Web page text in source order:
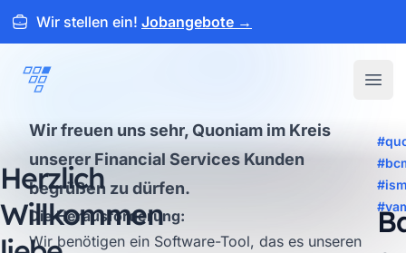
Wir stellen ein! Jobangebote →
ARTEMEON
Herzlich
Willkommen
Wir freuen uns sehr, Quoniam im Kreis
unserer Financial Services Kunden
begrüßen zu dürfen.
Die Herausforderung:
Wir benötigen ein Software-Tool, das es unseren